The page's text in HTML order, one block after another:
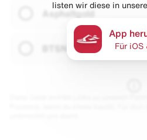
Asphaltgold
listen wir diese in
App
Für iOS